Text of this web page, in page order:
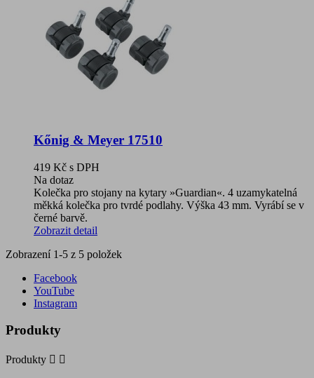
Kőnig & Meyer 17510
419 Kč s DPH
Na dotaz
Kolečka pro stojany na kytary »Guardian«. 4 uzamykatelná
měkká kolečka pro tvrdé podlahy. Výška 43 mm. Vyrábí se v
černé barvě.
Zobrazit detail
Zobrazení 1-5 z 5 položek
Facebook
YouTube
Instagram
Produkty
Produkty  